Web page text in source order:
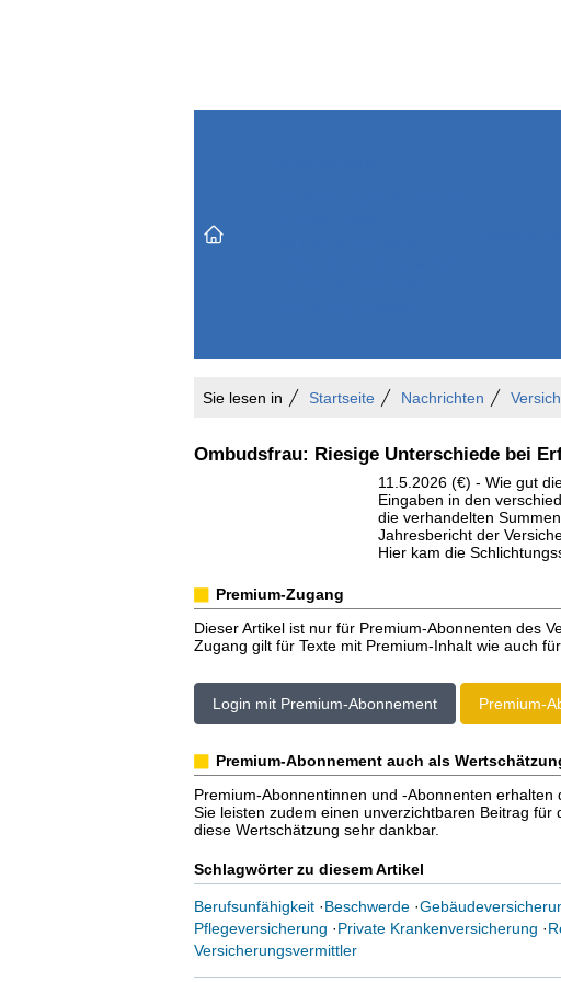
Sie lesen in Startseite Nachrichten
Ombudsfrau: Riesige Unterschiede bei
11.5.2026 (€) - Wie gut
Eingaben in den
die verhandelten
Jahresbericht der
Hier kam die
Premium-Zugang
Dieser Artikel ist nur für Premium-Abonnenten des
Zugang gilt für Texte mit Premium-Inhalt wie auch
Login mit Premium-Abonnement Premium-
Premium-Abonnement auch als
Premium-Abonnentinnen und -Abonnenten
Sie leisten zudem einen unverzichtbaren Beitrag
diese Wertschätzung sehr dankbar.
Schlagwörter zu diesem Artikel
Berufsunfähigkeit·Beschwerde·
Pflegeversicherung ·Private Krankenversicherung ·
Versicherungsvermittler